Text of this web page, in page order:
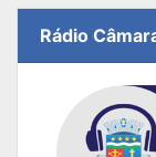
Rádio